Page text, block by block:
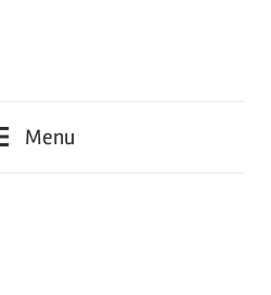
Menu